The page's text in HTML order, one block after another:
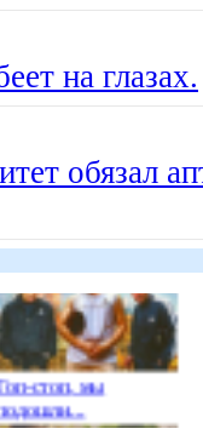
на глазах.
обязал
стоп, мы